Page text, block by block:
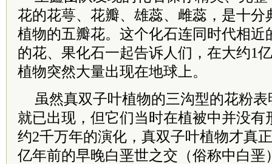
花的花萼、花瓣、雄蕊、雌蕊，是十分
植物的五瓣花。这个化石连同时代相近
的花、果化石一起告诉人们，在大约1
植物突然大量出现在地球上。
虽然真双子叶植物的三沟型的花粉
就已出现，但它们当时在植被中并没有
约2千万年的演化，真双子叶植物才真
亿年前的早晚白垩世之交（俗称中白垩